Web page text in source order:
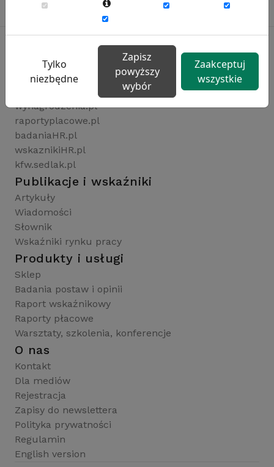
Rynekpracy.pl
wynagrodzenia.pl
raportyplacowe.pl
badaniaHR.pl
wskaznikiHR.pl
kfw.sedlak.pl
Publikacje i wskaźniki
Artykuły
Wiadomości
Słownik
Wskaźniki rynku pracy
Produkty i usługi
Sklep
Badania postaw i opinii
Raport wskaźnikowy
Raporty płacowe
Warsztaty, szkolenia, konferencje
O nas
Kontakt
Dla mediów
Rejestracja
Zapisy do newslettera
Polityka prywatności
Regulamin
English version
Tylko
niezbędne
Zapisz
powyższy
wybór
Zaakceptuj
wszystkie